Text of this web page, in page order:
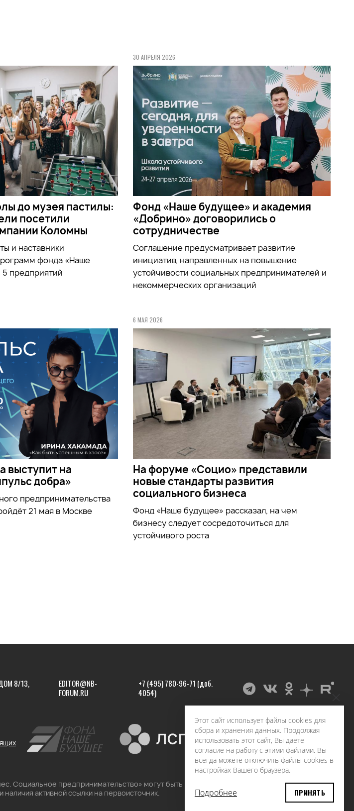
до музея пастилы:
посетили
Коломны
и наставники
фонда «Наше
предприятий
30 АПРЕЛЯ 2026
Фонд «Наше будущее» и академия
«Добрино» договорились о
сотрудничестве
Соглашение предусматривает развитие
инициатив, направленных на повышение
устойчивости социальных предпринимателей и
некоммерческих организаций
выступит на
добра»
предпринимательства
21 мая в Москве
6 МАЯ 2026
На форуме «Социо» представили
новые стандарты развития
социального бизнеса
Фонд «Наше будущее» рассказал, на чем
бизнесу следует сосредоточиться для
устойчивого роста
8/13,
EDITOR@NB-
FORUM.RU
+7 (495) 780-96-71 (доб.
4054)
Социальное предпринимательство» могут быть воспроизведены в любых средствах
активной ссылки на первоисточник.
Этот сайт использует файлы cookies для
сбора и хранения данных. Продолжая
использовать этот сайт, Вы даете
согласие на работу с этими файлами. Вы
всегда можете отключить файлы cookies в
настройках Вашего браузера.
Подробнее ПРИНЯТЬ